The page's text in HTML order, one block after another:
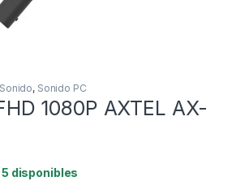
, Sonido PC
1080P AXTEL AX-
5 disponibles